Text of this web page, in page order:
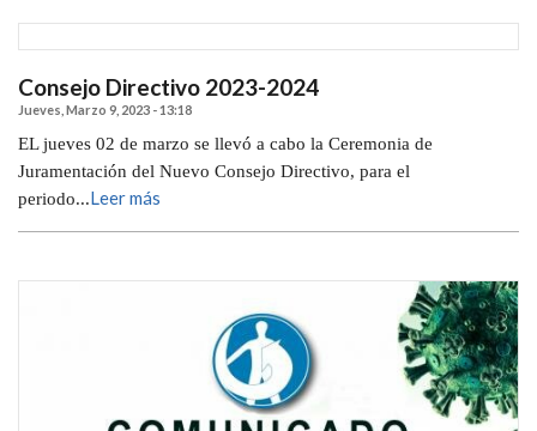
Consejo Directivo 2023-2024
Jueves, Marzo 9, 2023 - 13:18
EL jueves 02 de marzo se llevó a cabo la Ceremonia de
Juramentación del Nuevo Consejo Directivo, para el
periodo...Leer más